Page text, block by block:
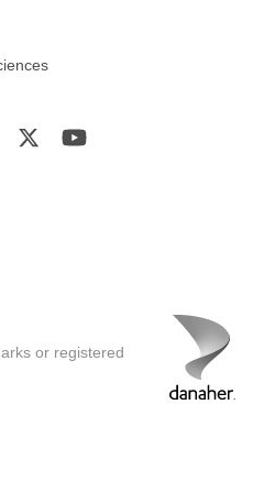
or registered